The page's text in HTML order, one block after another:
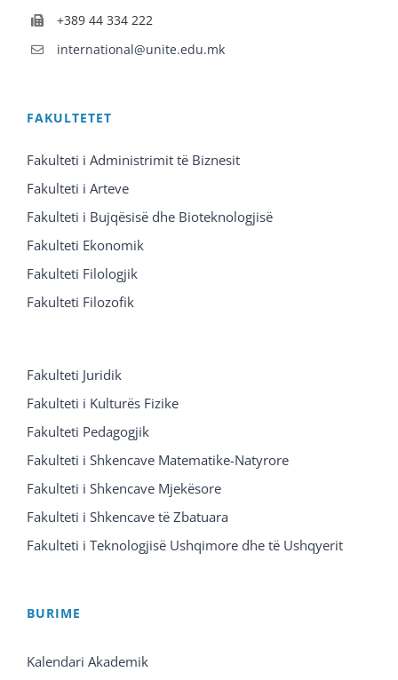
+389 44 334 222
international@unite.edu.mk
FAKULTETET
Fakulteti i Administrimit të Biznesit
Fakulteti i Arteve
Fakulteti i Bujqësisë dhe Bioteknologjisë
Fakulteti Ekonomik
Fakulteti Filologjik
Fakulteti Filozofik
Fakulteti Juridik
Fakulteti i Kulturës Fizike
Fakulteti Pedagogjik
Fakulteti i Shkencave Matematike-Natyrore
Fakulteti i Shkencave Mjekësore
Fakulteti i Shkencave të Zbatuara
Fakulteti i Teknologjisë Ushqimore dhe të Ushqyerit
BURIME
Kalendari Akademik